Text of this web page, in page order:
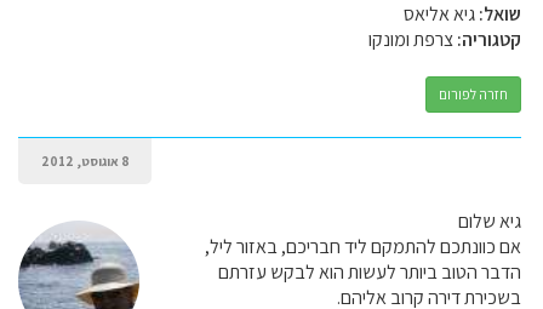
שואל:גיא אליאס
קטגוריה:צרפת ומונקו
חזרה לפורום
8 אוגוסט, 2012
גיא שלום
אם כוונתכם להתמקם ליד חבריכם, באזור ליל,
הדבר הטוב ביותר לעשות הוא לבקש עזרתם
בשכירת דירה קרוב אליהם.